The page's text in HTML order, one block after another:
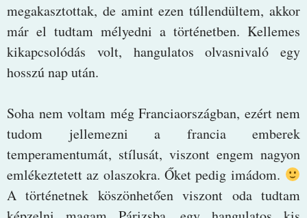
megakasztottak, de amint ezen túllendültem, akkor
már el tudtam mélyedni a történetben. Kellemes
kikapcsolódás volt, hangulatos olvasnivaló egy
hosszú nap után.
Soha nem voltam még Franciaországban, ezért nem
tudom jellemezni a francia emberek
temperamentumát, stílusát, viszont engem nagyon
emlékeztetett az olaszokra. Őket pedig imádom.
A történetnek köszönhetően viszont oda tudtam